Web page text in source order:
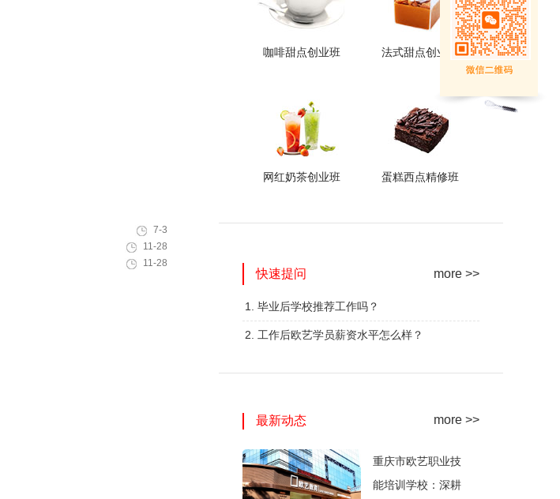
7-3
11-28
11-28
蛋糕西点全能班
火爆的专业
烘焙西点创业班
火爆的专业
咖啡甜点创业班
咖啡甜点创业班
火爆的专业
法式甜点创业班
法式甜点创业班
火爆的专业
网红奶茶创业班
火爆的专业
蛋糕西点精修班
火爆的专业
快速提问 more >>
1. 毕业后学校推荐工作吗？
2. 工作后欧艺学员薪资水平怎么样？
最新动态 more >>
重庆市欧艺职业技
能培训学校：深耕